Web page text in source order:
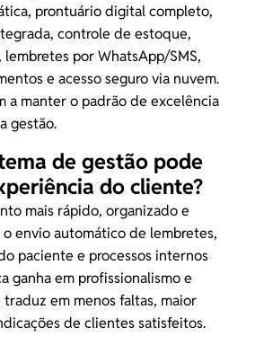
prontuário digital completo,
controle de estoque,
por WhatsApp/SMS,
e acesso seguro via nuvem.
a manter o padrão de excelência
gestão.
de gestão pode
do cliente?
mais rápido, organizado e
envio automático de lembretes,
paciente e processos internos
ganha em profissionalismo e
em menos faltas, maior
de clientes satisfeitos.